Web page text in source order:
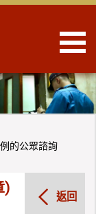
的公眾諮詢
)
返回